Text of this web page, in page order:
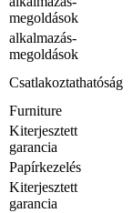
megoldások
alkalmazás-
megoldások
Csatlakoztathatóság
Furniture
Kiterjesztett
garancia
Papírkezelés
Kiterjesztett
garancia